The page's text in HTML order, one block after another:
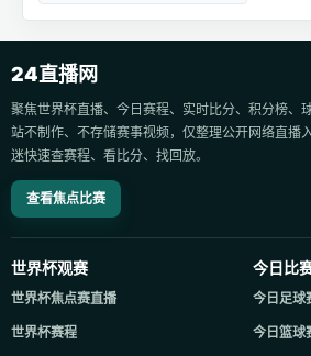
24直播网
聚焦世界杯直播、今日赛程、实时比分、积分榜、
站不制作、不存储赛事视频，仅整理公开网络直播
迷快速查赛程、看比分、找回放。
查看焦点比赛
世界杯观赛
世界杯焦点赛直播
世界杯赛程
今日比
今日足球
今日篮球